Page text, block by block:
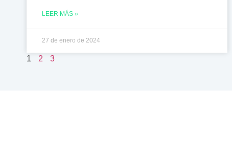
LEER MÁS »
27 de enero de 2024
1 2 3